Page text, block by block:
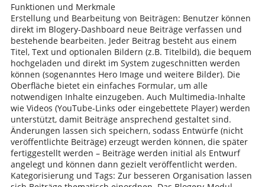
Funktionen und Merkmale
Erstellung und Bearbeitung von Beiträgen: Benutzer können
direkt im Blogery-Dashboard neue Beiträge verfassen und
bestehende bearbeiten. Jeder Beitrag besteht aus einem
Titel, Text und optionalen Bildern (z.B. Titelbild), die bequem
hochgeladen und direkt im System zugeschnitten werden
können (sogenanntes Hero Image und weitere Bilder). Die
Oberfläche bietet ein einfaches Formular, um alle
notwendigen Inhalte einzugeben. Auch Multimedia-Inhalte
wie Videos (YouTube-Links oder eingebettete Player) werden
unterstützt, damit Beiträge ansprechend gestaltet sind.
Änderungen lassen sich speichern, sodass Entwürfe (nicht
veröffentlichte Beiträge) erzeugt werden können, die später
fertiggestellt werden – Beiträge werden initial als Entwurf
angelegt und können dann gezielt veröffentlicht werden.
Kategorisierung und Tags: Zur besseren Organisation lassen